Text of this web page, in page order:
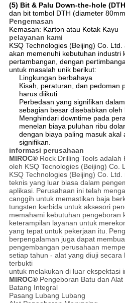
(5) Bit & Palu Down-the-hole
dan bit tombol DTH (diameter
Pengemasan
Kemasan: Karton atau Kotak Kayu
pelayanan kami
KSQ Technologies (Beijing) Co.
akan memenuhi kebutuhan industri
pertambangan, dengan
untuk masalah unik berikut:
Lingkungan berbahaya
Kisah, peraturan, dan pedoman
harus diikuti
Perbedaan yang signifikan
sebagian besar disebabkan oleh
Menghindari downtime pada
menelan biaya puluhan ribu
dengan biaya paling masuk akal
signifikan.
informasi perusahaan
MIROC®Rock Drilling Tools adalah
oleh KSQ Tecnologies (Beijing) Co.
KSQ Technologies (Beijing) Co.
teknis yang luar biasa dalam
aplikasi. Perusahaan ini telah
canggih untuk memastikan baja
tungsten karbida untuk aksesori
memahami kebutuhan pengeboran
keterampilan layanan untuk
yang tepat untuk pekerjaan itu.
berpengalaman juga dapat
pengembangan perusahaan
setiap tahun - alat yang diuji secara
terbukti
untuk melakukan di luar ekspektasi
MIROC®Pengeboran Batu dan Alat
Batang Integral
Pasang Lubang Lubang